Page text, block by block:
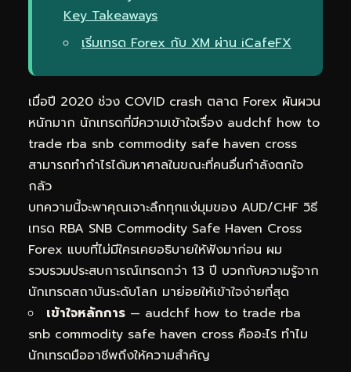
Key Takeaways
เริ่มเทรด Forex กับ XM ผ่าน iCafeFX
เมื่อปี 2020 ช่วง COVID crash ตลาด Forex ผันผวน
หนักมาก นักเทรดที่มีความเข้าใจเรื่อง audchf how to
trade rba snb commodity safe haven cross
สามารถทำกำไรได้มหาศาลในขณะที่คนอื่นกำลังตกใจ
กลัว
บทความนี้จะพาคุณเจาะลึกทุกแง่มุมของ AUD/CHF วิธี
เทรด RBA SNB Commodity Safe Haven Cross
Forex แบบที่ไม่มีใครเคยอธิบายให้ฟังมาก่อน ผม
รวบรวมประสบการณ์เทรดกว่า 13 ปี บวกกับความรู้จาก
นักเทรดสถาบันระดับโลก มาย่อยให้เข้าใจง่ายที่สุด
เข้าใจหลักการ — audchf how to trade rba
snb commodity safe haven cross คืออะไร ทำไม
นักเทรดมืออาชีพถึงให้ความสำคัญ